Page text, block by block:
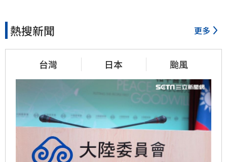
熱搜新聞 更多
台灣 日本 颱風